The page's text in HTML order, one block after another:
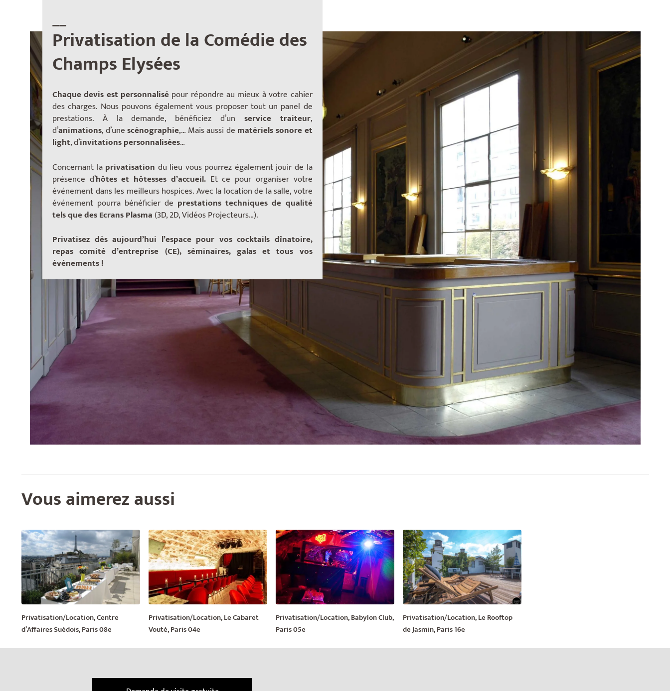
__
Privatisation de la Comédie des
Champs Elysées
Chaque devis est personnalisé pour répondre au mieux à votre cahier
des charges. Nous pouvons également vous proposer tout un panel de
prestations. À la demande, bénéficiez d’un service traiteur,
d’animations, d’unescénographie,… Mais aussi de matériels sonore et
light, d’invitations personnalisées…
Concernant la privatisation du lieu vous pourrez également jouir de la
présence d’hôtes et hôtesses d’accueil. Et ce pour organiser votre
événement dans les meilleurs hospices. Avec la location de la salle, votre
événement pourra bénéficier de prestations techniques de qualité
tels que des Ecrans Plasma (3D, 2D, Vidéos Projecteurs…).
Privatisez dès aujourd’hui l’espace pour vos cocktails dînatoire,
repas comité d’entreprise (CE), séminaires, galas et tous vos
événements !
Vous aimerez aussi
Privatisation/Location, Centre
d’Affaires Suédois, Paris 08e
Privatisation/Location, Le Cabaret
Vouté, Paris 04e
Privatisation/Location, Babylon Club,
Paris 05e
Privatisation/Location, Le Rooftop
de Jasmin, Paris 16e